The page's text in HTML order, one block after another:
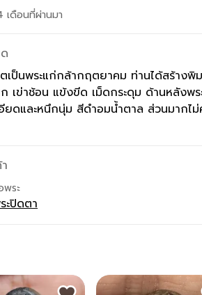
เดือนที่ผ่านมา
เป็นพระแก่กล้ากฤตยาคม ท่านได้สร้าง
เข่าช้อน แข้งขีด เม็ดกระดุม ด้านหลังพ
อียดและหนึกนุ่ม สีดำอมน้ำตาล ส่วนมาก
พระ
ะปิดตา